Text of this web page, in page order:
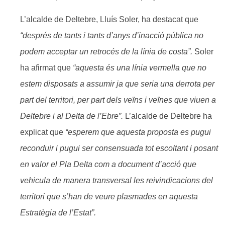
L’alcalde de Deltebre, Lluís Soler, ha destacat que
“després de tants i tants d’anys d’inacció pública no
podem acceptar un retrocés de la línia de costa”. Soler
ha afirmat que “aquesta és una línia vermella que no
estem disposats a assumir ja que seria una derrota per
part del territori, per part dels veïns i veïnes que viuen a
Deltebre i al Delta de l’Ebre”. L’alcalde de Deltebre ha
explicat que “esperem que aquesta proposta es pugui
reconduir i pugui ser consensuada tot escoltant i posant
en valor el Pla Delta com a document d’acció que
vehicula de manera transversal les reivindicacions del
territori que s’han de veure plasmades en aquesta
Estratègia de l’Estat”.